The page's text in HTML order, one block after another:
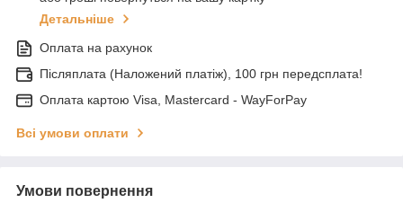
Детальніше
Оплата на рахунок
Післяплата (Наложений платіж), 100 грн передсплата!
Оплата картою Visa, Mastercard - WayForPay
Всі умови оплати
Умови повернення